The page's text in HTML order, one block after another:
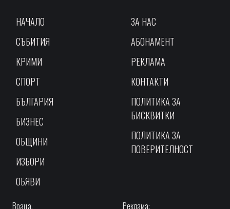
НАЧАЛО
СЪБИТИЯ
КРИМИ
СПОРТ
БЪЛГАРИЯ
БИЗНЕС
ОБЩИНИ
ИЗБОРИ
ОБЯВИ
ЗА НАС
АБОНАМЕНТ
РЕКЛАМА
КОНТАКТИ
ПОЛИТИКА ЗА
БИСКВИТКИ
ПОЛИТИКА ЗА
ПОВЕРИТЕЛНОСТ
Враца, Реклама: